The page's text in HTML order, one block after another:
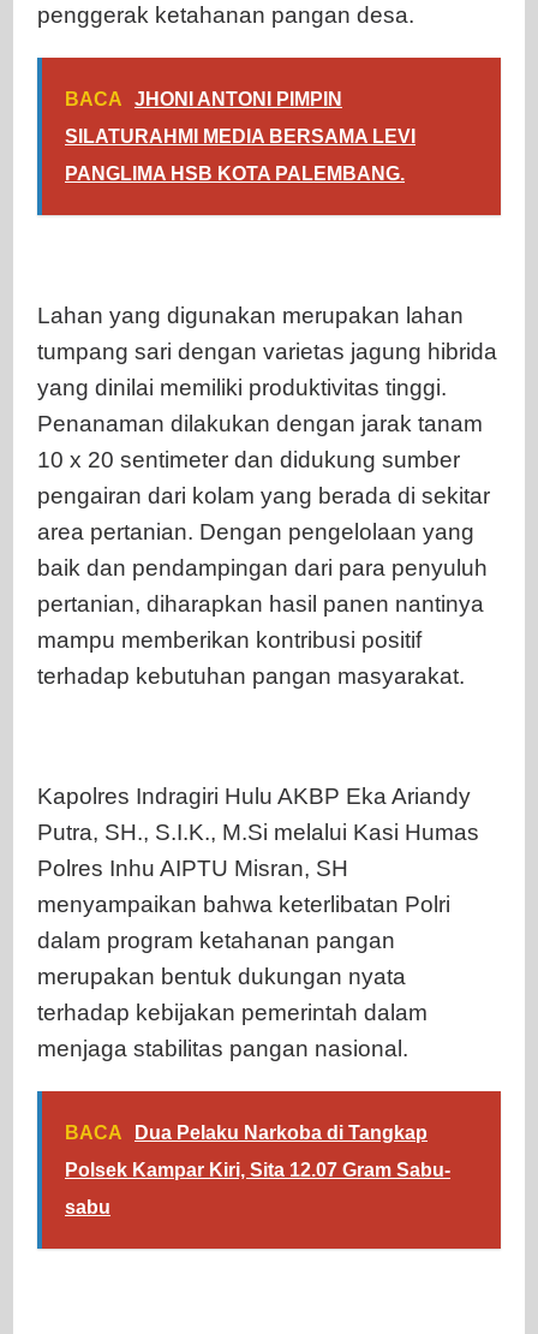
penggerak ketahanan pangan desa.
BACA
JHONI ANTONI PIMPIN
SILATURAHMI MEDIA BERSAMA LEVI
PANGLIMA HSB KOTA PALEMBANG.
Lahan yang digunakan merupakan lahan
tumpang sari dengan varietas jagung hibrida
yang dinilai memiliki produktivitas tinggi.
Penanaman dilakukan dengan jarak tanam
10 x 20 sentimeter dan didukung sumber
pengairan dari kolam yang berada di sekitar
area pertanian. Dengan pengelolaan yang
baik dan pendampingan dari para penyuluh
pertanian, diharapkan hasil panen nantinya
mampu memberikan kontribusi positif
terhadap kebutuhan pangan masyarakat.
Kapolres Indragiri Hulu AKBP Eka Ariandy
Putra, SH., S.I.K., M.Si melalui Kasi Humas
Polres Inhu AIPTU Misran, SH
menyampaikan bahwa keterlibatan Polri
dalam program ketahanan pangan
merupakan bentuk dukungan nyata
terhadap kebijakan pemerintah dalam
menjaga stabilitas pangan nasional.
BACA
Dua Pelaku Narkoba di Tangkap
Polsek Kampar Kiri, Sita 12.07 Gram Sabu-
sabu